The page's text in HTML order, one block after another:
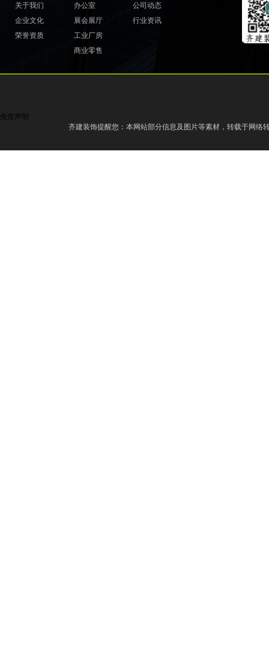
关于我们
企业文化
荣誉资质
办公室
展会展厅
工业厂房
商业零售
公司动态
行业资讯
免责声明
齐建装饰提醒您：本网站部分信息及图片等素材，转载于网络